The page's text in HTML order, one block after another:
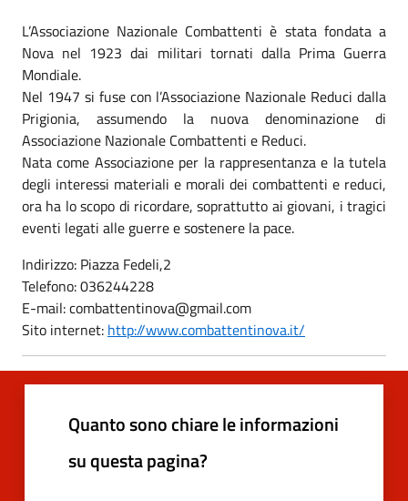
L’Associazione Nazionale Combattenti è stata fondata a
Nova nel 1923 dai militari tornati dalla Prima Guerra
Mondiale.
Nel 1947 si fuse con l’Associazione Nazionale Reduci dalla
Prigionia, assumendo la nuova denominazione di
Associazione Nazionale Combattenti e Reduci.
Nata come Associazione per la rappresentanza e la tutela
degli interessi materiali e morali dei combattenti e reduci,
ora ha lo scopo di ricordare, soprattutto ai giovani, i tragici
eventi legati alle guerre e sostenere la pace.
Indirizzo: Piazza Fedeli,2
Telefono: 036244228
E-mail: combattentinova@gmail.com
Sito internet: http://www.combattentinova.it/
Quanto sono chiare le informazioni
su questa pagina?